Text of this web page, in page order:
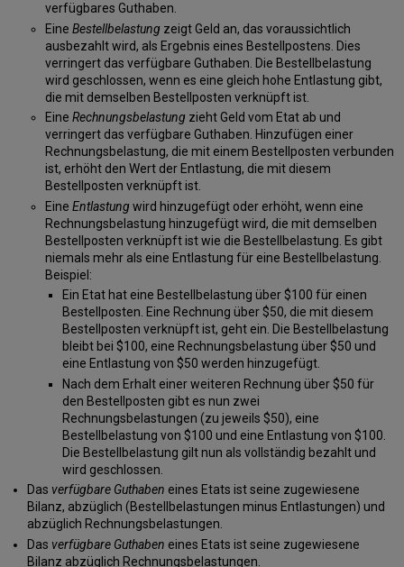
verfügbares Guthaben.
Eine Bestellbelastungzeigt Geld an, das voraussichtlich
ausbezahlt wird, als Ergebnis eines Bestellpostens. Dies
verringert das verfügbare Guthaben. Die Bestellbelastung
wird geschlossen, wenn es eine gleich hohe Entlastung gibt,
die mit demselben Bestellposten verknüpft ist.
Eine Rechnungsbelastungzieht Geld vom Etat ab und
verringert das verfügbare Guthaben. Hinzufügen einer
Rechnungsbelastung, die mit einem Bestellposten verbunden
ist, erhöht den Wert der Entlastung, die mit diesem
Bestellposten verknüpft ist.
Eine Entlastungwird hinzugefügt oder erhöht, wenn eine
Rechnungsbelastung hinzugefügt wird, die mit demselben
Bestellposten verknüpft ist wie die Bestellbelastung. Es gibt
niemals mehr als eine Entlastung für eine Bestellbelastung.
Beispiel:
Ein Etat hat eine Bestellbelastung über $100 für einen
Bestellposten. Eine Rechnung über $50, die mit diesem
Bestellposten verknüpft ist, geht ein. Die Bestellbelastung
bleibt bei $100, eine Rechnungsbelastung über $50 und
eine Entlastung von $50 werden hinzugefügt.
Nach dem Erhalt einer weiteren Rechnung über $50 für
den Bestellposten gibt es nun zwei
Rechnungsbelastungen (zu jeweils $50), eine
Bestellbelastung von $100 und eine Entlastung von $100.
Die Bestellbelastung gilt nun als vollständig bezahlt und
wird geschlossen.
Das verfügbare Guthaben eines Etats ist seine zugewiesene
Bilanz, abzüglich (Bestellbelastungen minus Entlastungen) und
abzüglich Rechnungsbelastungen.
Das verfügbare Guthaben eines Etats ist seine zugewiesene
Bilanz abzüglich Rechnungsbelastungen.